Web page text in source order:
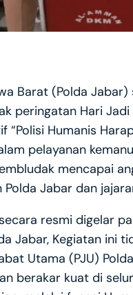
Barat (Polda
peringatan Hari
“Polisi Humanis
pelayanan
mencapai
Jabar dan
resmi digelar
Jabar, Kegiatan ini
Utama (PJU)
berakar kuat di